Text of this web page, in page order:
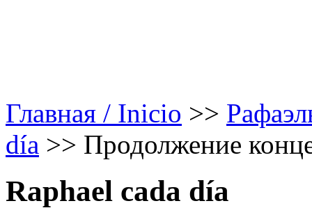
Главная / Inicio >>
día >> Продолжение
Raphael cada día